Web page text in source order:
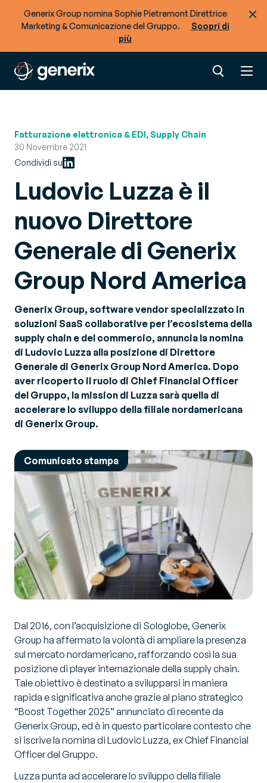
Generix Group nomina Sophie Pietremont Direttrice
Marketing & Comunicazione del Gruppo.
Scopri di
più
Fatturazione elettronica & EDI, Supply Chain
30 Novembre 2021
Condividi su
Ludovic Luzza è il
nuovo Direttore
Generale di Generix
Group Nord America
Generix Group, software vendor specializzato in
soluzioni SaaS collaborative per l’ecosistema della
supply chain e del commercio, annuncia la nomina
di Ludovic Luzza alla posizione di Direttore
Generale di Generix Group Nord America. Dopo
aver ricoperto il ruolo di Chief Financial Officer
del Gruppo, la mission di Luzza sarà quella di
accelerare lo sviluppo della filiale nordamericana
di Generix Group.
Comunicato stampa
Dal 2016, con l’acquisizione di Sologlobe, Generix
Group ha affermato la volontà di ampliare la presenza
sul mercato nordamericano, rafforzando così la sua
posizione di player internazionale della supply chain.
Tale obiettivo è destinato a svilupparsi in maniera
rapida e significativa anche grazie al piano strategico
“Boost Together 2025” annunciato di recente da
Generix Group, ed è in questo particolare contesto che
si iscrive la nomina di Ludovic Luzza, ex Chief Financial
Officer del Gruppo.
Luzza punta ad accelerare lo sviluppo della filiale